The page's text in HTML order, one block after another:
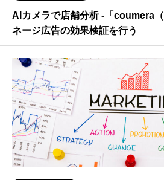
AIカメラで店舗分析 -「coumera
ネージ広告の効果検証を行う